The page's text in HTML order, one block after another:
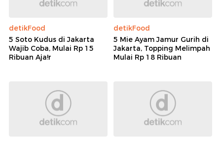
detikFood
5 Soto Kudus di Jakarta
Wajib Coba, Mulai Rp 15
Ribuan Aja!r
detikFood
5 Mie Ayam Jamur Gurih di
Jakarta, Topping Melimpah
Mulai Rp 18 Ribuan